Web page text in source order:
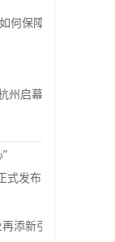
何保障？
州启幕
式发布
添新引擎